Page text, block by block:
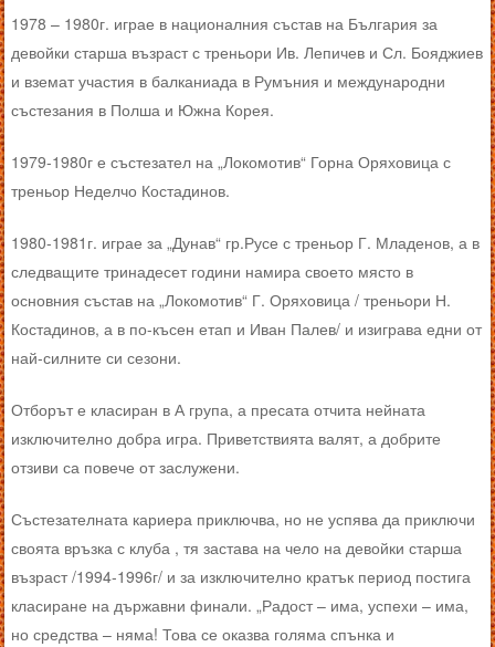
1978 – 1980г. играе в националния състав на България за
девойки старша възраст с треньори Ив. Лепичев и Сл. Бояджиев
и вземат участия в балканиада в Румъния и международни
състезания в Полша и Южна Корея.
1979-1980г е състезател на „Локомотив“ Горна Оряховица с
треньор Неделчо Костадинов.
1980-1981г. играе за „Дунав“ гр.Русе с треньор Г. Младенов, а в
следващите тринадесет години намира своето място в
основния състав на „Локомотив“ Г. Оряховица / треньори Н.
Костадинов, а в по-късен етап и Иван Палев/ и изиграва едни от
най-силните си сезони.
Отборът е класиран в А група, а пресата отчита нейната
изключително добра игра. Приветствията валят, а добрите
отзиви са повече от заслужени.
Състезателната кариера приключва, но не успява да приключи
своята връзка с клуба , тя застава на чело на девойки старша
възраст /1994-1996г/ и за изключително кратък период постига
класиране на държавни финали. „Радост – има, успехи – има,
но средства – няма! Това се оказва голяма спънка и